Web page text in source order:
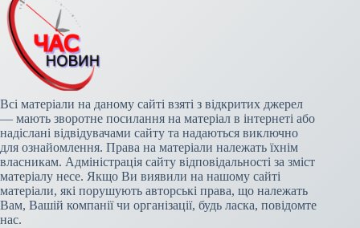
Всі матеріали на даному сайті взяті з відкритих джерел
— мають зворотне посилання на матеріал в інтернеті або
надіслані відвідувачами сайту та надаються виключно
для ознайомлення. Права на матеріали належать їхнім
власникам. Адміністрація сайту відповідальності за зміст
матеріалу несе. Якщо Ви виявили на нашому сайті
матеріали, які порушують авторські права, що належать
Вам, Вашій компанії чи організації, будь ласка, повідомте
нас.